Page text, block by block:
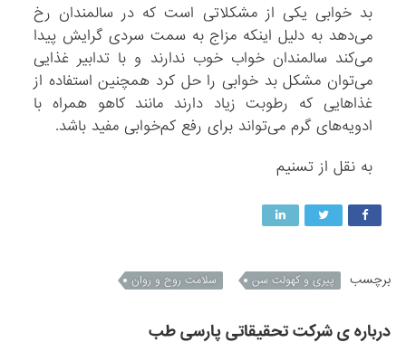
بد خوابی یکی از مشکلاتی است که در سالمندان رخ
می‌دهد به دلیل اینکه مزاج به سمت سردی گرایش پیدا
می‌کند سالمندان خواب خوب ندارند و با تدابیر غذایی
می‌توان مشکل بد خوابی را حل کرد همچنین استفاده از
غذاهایی که رطوبت زیاد دارند مانند کاهو همراه با
ادویه‌های گرم می‌تواند برای رفع کم‌خوابی مفید باشد.
به نقل از تسنیم
برچسب پیری و کهولت سن سلامت روح و روان
درباره ی شرکت تحقیقاتی پارسی طب